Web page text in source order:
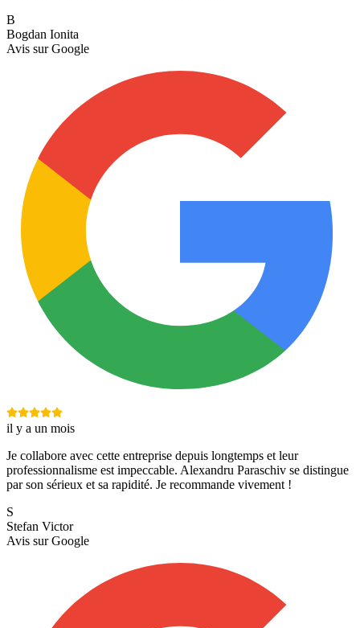
B
Bogdan Ionita
Avis sur Google
il y a un mois
Je collabore avec cette entreprise depuis longtemps et leur
professionnalisme est impeccable. Alexandru Paraschiv se distingue
par son sérieux et sa rapidité. Je recommande vivement !
S
Stefan Victor
Avis sur Google